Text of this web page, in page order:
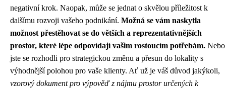
negativní krok. Naopak, může se jednat o skvělou příležitost k
dalšímu rozvoji vašeho podnikání. Možná se vám naskytla
možnost přestěhovat se do větších a reprezentativnějších
prostor, které lépe odpovídají vašim rostoucím potřebám. Nebo
jste se rozhodli pro strategickou změnu a přesun do lokality s
výhodnější polohou pro vaše klienty. Ať už je váš důvod jakýkoli,
vzorový dokument pro výpověď z nájmu prostor určených k